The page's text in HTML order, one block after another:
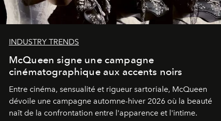
INDUSTRY TRENDS
McQueen signe une campagne
cinématographique aux accents noirs
Entre cinéma, sensualité et rigueur sartoriale, McQueen
dévoile une campagne automne-hiver 2026 où la beauté
naît de la confrontation entre l'apparence et l'intime.